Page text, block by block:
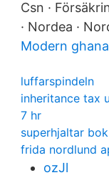
Csn ·
· Nordea ·
Modern
luffarspindeln
inheritance tax
7 hr
superhjaltar bok
frida nordlund
ozJl